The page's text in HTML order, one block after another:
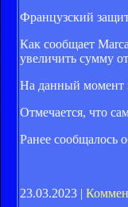
Французский
Как сообщает
увеличить сумму
На данный момент
Отмечается, что
Ранее сообщалось
23.03.2023 |